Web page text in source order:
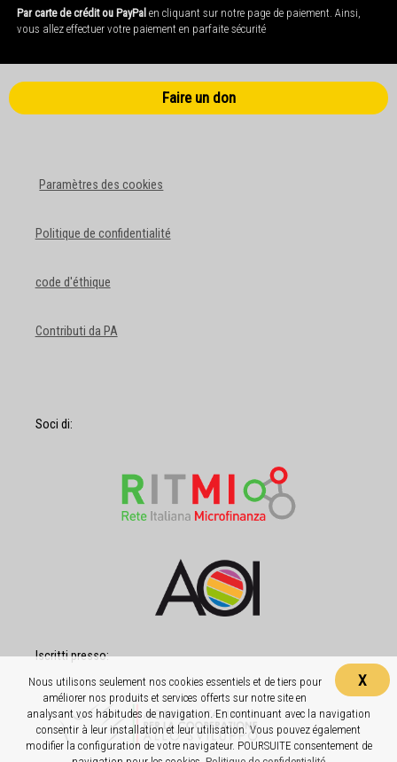
Par carte de crédit ou PayPal en cliquant sur notre page de paiement. Ainsi,
vous allez effectuer votre paiement en parfaite sécurité
Faire un don
Paramètres des cookies
Politique de confidentialité
code d'éthique
Contributi da PA
Soci di:
Iscritti presso:
X
Nous utilisons seulement nos cookies essentiels et de tiers pour
améliorer nos produits et services offerts sur notre site en
analysant vos habitudes de navigation. En continuant avec la navigation
consentir à leur installation et leur utilisation. Vous pouvez également
modifier la configuration de votre navigateur. POURSUITE consentement de